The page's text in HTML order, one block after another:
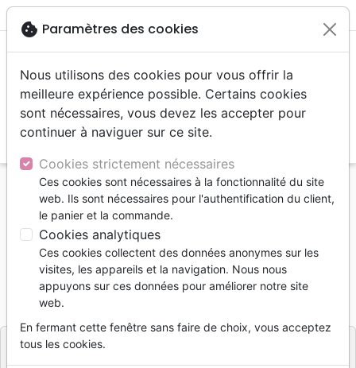
menu
Accueil Livres
Edification
Liberté dans l'oubli de soi (La)
La liberté dans l'oubli de soi
Timothy Keller
RéférenceCLE3120 EAN9782358431200
Editeur CLE EDITIONS
cookie Paramètres des cookies
Nous utilisons des cookies pour vous offrir la
meilleure expérience possible. Certains cookies
sont nécessaires, vous devez les accepter pour
continuer à naviguer sur ce site.
Cookies strictement nécessaires
Ces cookies sont nécessaires à la fonctionnalité du site
web. Ils sont nécessaires pour l'authentification du client,
le panier et la commande.
Cookies analytiques
Ces cookies collectent des données anonymes sur les
visites, les appareils et la navigation. Nous nous
appuyons sur ces données pour améliorer notre site
web.
En fermant cette fenêtre sans faire de choix, vous acceptez
tous les cookies.